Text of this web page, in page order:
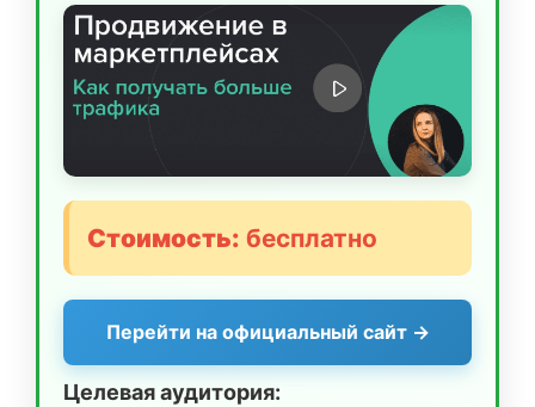
Стоимость: бесплатно
Перейти на официальный сайт →
Целевая аудитория: